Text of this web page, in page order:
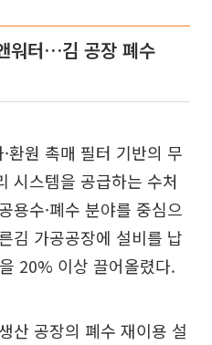
워터…김 공장 폐수
환원 촉매 필터 기반의 무
시스템을 공급하는 수처
용수·폐수 분야를 중심으
김 가공공장에 설비를 납
20% 이상 끌어올렸다.
산 공장의 폐수 재이용 설